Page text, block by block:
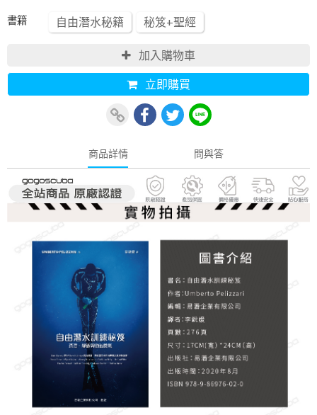
書籍 自由潛水秘籍 秘笈+聖經
加入購物車
立即購買
商品詳情 問與答